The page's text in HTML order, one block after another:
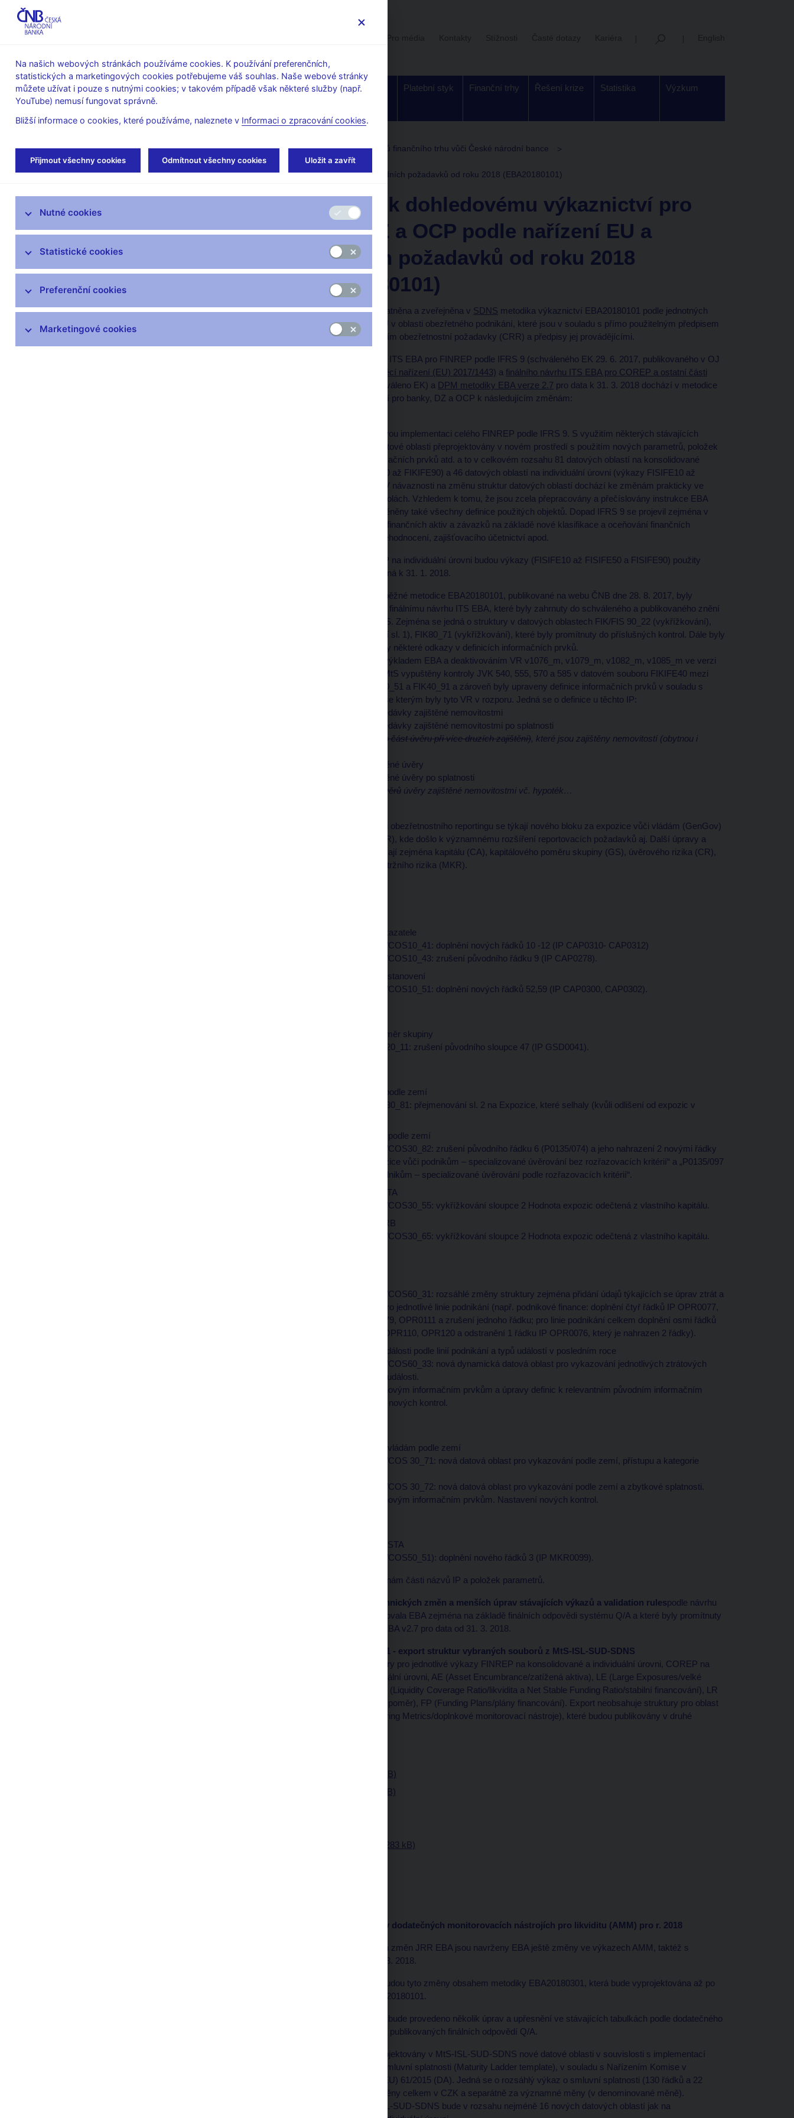
O ČNB
Měnová
politika
Finanční
Dohled a
Bankovky a
Platební styk Finanční trhy Řešení krize Statistika Výzkum
Úvod Dohled a regulace Výkon dohledu
Informační povinnosti subjektů finančního trhu vůči České národní bance
Výkaznictví družstevních záložen vůči České národní bance
Metodika k dohledovému výkaznictví pro banky, DZ a OCP podle nařízení EU a národních požadavků od roku 2018 (EBA20180101)
Metodika k dohledovému výkaznictví pro
banky, DZ a OCP podle nařízení EU a
národních požadavků od roku 2018
(EBA20180101)
Dne 3. 11. 2017 byla zplatněna a zveřejněna v SDNS metodika výkaznictví EBA20180101 podle jednotných
reportovacích rámců EU v oblasti obezřetného podnikání, které jsou v souladu s přímo použitelným předpisem
Evropské unie upravujícím obezřetnostní požadavky (CRR) a předpisy jej provádějícími.
V rámci finálního návrhu ITS EBA pro FINREP podle IFRS 9 (schváleného EK 29. 6. 2017, publikovaného v OJ
Prováděcí nařízení (EU) 2017/1443) a finálního návrhu ITS EBA pro COREP a ostatní části
EBA (dosud neschváleno EK) a DPM metodiky EBA verze 2.7 pro data k 31. 3. 2018 dochází v metodice
dohledového výkaznictví pro banky, DZ a OCP k následujícím změnám:
Prakticky se jedná o novou implementaci celého FINREP podle IFRS 9. S využitím některých stávajících
objektů jsou všechny datové oblasti přeprojektovány v novém prostředí s použitím nových parametrů, položek
číselníků, nových informačních prvků atd. a to v celkovém rozsahu 81 datových oblastí na konsolidované
úrovni (výkazy FIKIFE10 až FIKIFE90) a 46 datových oblastí na individuální úrovni (výkazy FISIFE10 až
FISIFE50 a FISIFE90). V návaznosti na změnu struktur datových oblastí dochází ke změnám prakticky ve
všech JVK a MVK kontrolách. Vzhledem k tomu, že jsou zcela přepracovány a přečíslovány instrukce EBA
(příloha V ITS), jsou změněny také všechny definice použitých objektů. Dopad IFRS 9 se projevil zejména v
použití účetních portfolií finančních aktiv a závazků na základě nové klasifikace a oceňování finančních
nástrojů, přístupu ke znehodnocení, zajišťovacího účetnictví apod.
Pro vykazování FINREP na individuální úrovni budou výkazy (FISIFE10 až FISIFE50 a FISIFE90) použity
poprvé pro data sestavená k 31. 1. 2018.
Upozornění: oproti předběžné metodice EBA20180101, publikované na webu ČNB dne 28. 8. 2017, byly
provedeny změny oproti finálnímu návrhu ITS EBA, které byly zahrnuty do schváleného a publikovaného znění
prováděcího nařízení ITS. Zejména se jedná o struktury v datových oblastech FIK/FIS 90_22 (vykřížkování),
FIK 80_41 (vykřížkování sl. 1), FIK80_71 (vykřížkování), které byly promítnuty do příslušných kontrol. Dále byly
z téhož důvodu upraveny některé odkazy v definicích informačních prvků.
V souladu s posledním výkladem EBA a deaktivováním VR v1076_m, v1079_m, v1082_m, v1085_m ve verzi
VR z 11.9.2017, byly v MtS vypuštěny kontroly JVK 540, 555, 570 a 585 v datovém souboru FIKIFE40 mezi
datovými oblastmi FIK40_51 a FIK40_91 a zároveň byly upraveny definice informačních prvků v souladu s
původním zněním ITS, se kterým byly tyto VR v rozporu. Jedná se o definice u těchto IP:
FIN0402 - Úvěry a pohledávky zajištěné nemovitostmi
FIN0247 - Úvěry a pohledávky zajištěné nemovitostmi po splatnosti
(nebo část úvěru při více druzích zajištění), které jsou zajištěny nemovitostí (obytnou i
FIN0403 - Ostatní zajištěné úvěry
FIN0248 - Ostatní zajištěné úvěry po splatnosti
části úvěrůúvěry zajištěné nemovitostmi vč. hypoték…
Zásadní změny v oblasti obezřetnostního reportingu se týkají nového bloku za expozice vůči vládám (GenGov)
a operačního rizika (OPR), kde došlo k významnému rozšíření reportovacích požadavků aj. Další úpravy a
rozšíření COREP se týkají zejména kapitálu (CA), kapitálového poměru skupiny (GS), úvěrového rizika (CR),
sekuritizace (CR SEC), tržního rizika (MKR).
CA 04 Doplňující ukazatele
datová oblast COK/COS10_41: doplnění nových řádků 10 -12 (IP CAP0310- CAP0312)
datová oblast COK/COS10_43: zrušení původního řádku 9 (IP CAP0278).
CA 05 Přechodná ustanovení
datová oblast COK/COS10_51: doplnění nových řádků 52,59 (IP CAP0300, CAP0302).
C 06 Kapitálový poměr skupiny
datová oblast COK20_11: zrušení původního sloupce 47 (IP GSD0041).
1 CR SA – rozpad podle zemí
datová oblast COK30_81: přejmenování sl. 2 na Expozice, které selhaly (kvůli odlišení od expozic v
2 CR IRB – rozpad podle zemí
datová oblast COK/COS30_82: zrušení původního řádku 6 (P0135/074) a jeho nahrazení 2 novými řádky
„P0135/078 - Expozice vůči podnikům – specializované úvěrování bez rozřazovacích kritérií“ a „P0135/097
- Expozice vůči podnikům – specializované úvěrování podle rozřazovacích kritérií“.
C12 Sekuritizace STA
datová oblast COK/COS30_55: vykřížkování sloupce 2 Hodnota expozic odečtená z vlastního kapitálu.
C13 Sekuritizace IRB
datová oblast COK/COS30_65: vykřížkování sloupce 2 Hodnota expozic odečtená z vlastního kapitálu.
datová oblast COK/COS60_31: rozsáhlé změny struktury zejména přidání údajů týkajících se úprav ztrát a
výtěžků ze ztráty pro jednotlivé linie podnikání (např. podnikové finance: doplnění čtyř řádků IP OPR0077,
OPR0078, OPR0079, OPR0111 a zrušení jednoho řádku; pro linie podnikání celkem doplnění osmi řádků
IP OPR0104-109, OPR110, OPR120 a odstranění 1 řádku IP OPR0076, který je nahrazen 2 řádky).
02 Velké ztrátové události podle linií podnikání a typů událostí v posledním roce
datová oblast COK/COS60_33: nová dynamická datová oblast pro vykazování jednotlivých ztrátových
událostí podle typu události.
Doplnění definic k novým informačním prvkům a úpravy definic k relevantním původním informačním
prvkům. Nastavení nových kontrol.
C33 Expozice vůči vládám podle zemí
datová oblast COK/COS 30_71: nová datová oblast pro vykazování podle zemí, přístupu a kategorie
datová oblast COK/COS 30_72: nová datová oblast pro vykazování podle zemí a zbytkové splatnosti.
Doplnění definic k novým informačním prvkům. Nastavení nových kontrol.
C22 Měnové riziko STA
datová oblast COK/COS50_51): doplnění nového řádků 3 (IP MKR0099).
Dochází rovněž ke změnám části názvů IP a položek parametrů.
Implementace technických změn a menších úprav stávajících výkazů a validation rulespodle návrhu
EBA, které identifikovala EBA zejména na základě finálních odpovědi systému Q/A a které byly promítnuty
do metodiky JRR EBA v2.7 pro data od 31. 3. 2018.
Metodika EBA20180101 - export struktur vybraných souborů z MtS-ISL-SUD-SDNS
Exportovány jsou soubory pro jednotlivé výkazy FINREP na konsolidované a individuální úrovni, COREP na
konsolidované a individuální úrovni, AE (Asset Encumbrance/zatížená aktiva), LE (Large Exposures/velké
expozice), LCR a NSFR (Liquidity Coverage Ratio/likvidita a Net Stable Funding Ratio/stabilní financování), LR
(Leverage Ratio/pákový poměr), FP (Funding Plans/plány financování). Export neobsahuje struktury pro oblast
AMM (Additional Monitoring Metrics/doplnkové monitorovací nástroje), které budou publikovány v druhé
FINREP (zip, 350 kB)
COREP (zip, 372 kB)
LCR a NSFR (zip, 283 kB)
Informace o změnách v dodatečných monitorovacích nástrojích pro likviditu (AMM) pro r. 2018
Kromě shora uvedených změn JRR EBA jsou navrženy EBA ještě změny ve výkazech AMM, taktéž s
účinností pro data k 31. 3. 2018.
Z technických důvodů budou tyto změny obsahem metodiky EBA20180301, která bude vyprojektována až po
zplatnění metodiky EBA20180101.
V rámci změn pro AMM bude provedeno několik úprav a upřesnění ve stávajících tabulkách podle dodatečného
výkladu EBA na základě publikovaných finálních odpovědí Q/A.
Kromě toho budou vyprojektovány v MtS-ISL-SUD-SDNS nové datové oblasti v souvislosti s implementací
nového výkazu EBA o smluvní splatnosti (Maturity Ladder template), v souladu s Nařízením Komise v
přenesené pravomoci (EU) 61/2015 (DA). Jedná se o rozsáhlý výkaz o smluvní splatnosti (130 řádků a 22
sloupců), za všechny měny celkem v CZK a separátně za významné měny (v denominované měně).
Implementace v MtS-ISL-SUD-SDNS bude v rozsahu nejméně 16 nových datových oblastí jak na
Výkon dohledu
Upozornění pro veřejnost
Postavení dohledu
Povolovací a schvalovací řízení
Na našich webových stránkách používáme cookies. K používání preferenčních,
statistických a marketingových cookies potřebujeme váš souhlas. Naše webové stránky
můžete užívat i pouze s nutnými cookies; v takovém případě však některé služby (např.
YouTube) nemusí fungovat správně.
Bližší informace o cookies, které používáme, naleznete v Informaci o zpracování cookies.
Přijmout všechny cookies Odmítnout všechny cookies Uložit a zavřít
Nutné cookies
Statistické cookies
Preferenční cookies
Marketingové cookies